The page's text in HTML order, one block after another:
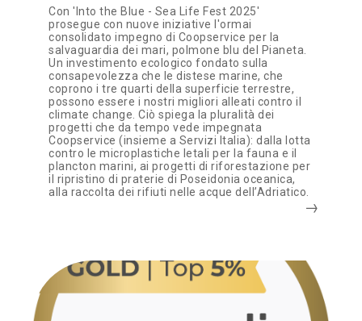
Con 'Into the Blue - Sea Life Fest 2025'
prosegue con nuove iniziative l'ormai
consolidato impegno di Coopservice per la
salvaguardia dei mari, polmone blu del Pianeta.
Un investimento ecologico fondato sulla
consapevolezza che le distese marine, che
coprono i tre quarti della superficie terrestre,
possono essere i nostri migliori alleati contro il
climate change. Ciò spiega la pluralità dei
progetti che da tempo vede impegnata
Coopservice (insieme a Servizi Italia): dalla lotta
contro le microplastiche letali per la fauna e il
plancton marini, ai progetti di riforestazione per
il ripristino di praterie di Poseidonia oceanica,
alla raccolta dei rifiuti nelle acque dell’Adriatico.